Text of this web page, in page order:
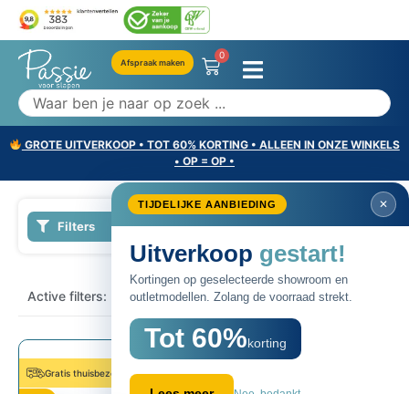
Afspraak maken
0
GROTE UITVERKOOP • TOT 60% KORTING • ALLEEN IN ONZE WINKELS
• OP = OP •
Filters
Active filters: Extra firm ×
Gratis thuisbezord